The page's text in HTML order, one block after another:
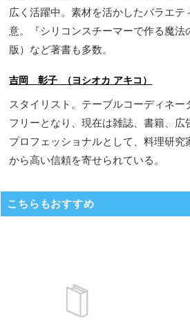
広く活躍中。素材を活かしたバラエテ
意。『シリコンスチーマーで作る魔法
版）など著書も多数。
吉岡 彰子 （ヨシオカ アキコ）
スタイリスト。テーブルコーディネー
フリーとなり、現在は雑誌、書籍、広
プロフェッショナルとして、料理研究
から高い信頼を寄せられている。
こちらもおすすめ